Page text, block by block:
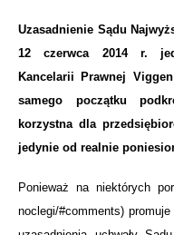
Uzasadnienie Sądu
12 czerwca 2014 r.
Kancelarii Prawnej
samego początku
korzystna dla
jedynie od realnie
Ponieważ na niektórych
noclegi/#comments)